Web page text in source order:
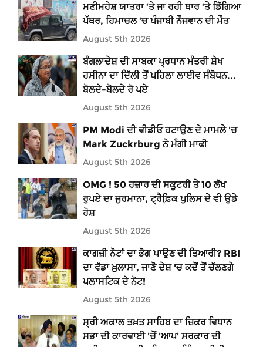
ਮਣੀਮਹੇਸ਼ ਯਾਤਰਾ ‘ਤੇ ਜਾ ਰਹੀ ਥਾਰ ‘ਤੇ ਡਿੱਗਿਆ
ਪੱਥਰ, ਹਿਮਾਚਲ ‘ਚ ਪੰਜਾਬੀ ਨੌਜਵਾਨ ਦੀ ਮੌਤ
August 5th 2026
ਬੰਗਲਾਦੇਸ਼ ਦੀ ਸਾਬਕਾ ਪ੍ਰਧਾਨ ਮੰਤਰੀ ਸ਼ੇਖ
ਹਸੀਨਾ ਦਾ ਦਿੱਲੀ ਤੋਂ ਪਹਿਲਾ ਲਾਈਵ ਸੰਬੋਧਨ...
ਬੋਲਦੇ-ਬੋਲਦੇ ਰੋ ਪਏ
August 5th 2026
PM Modi ਦੀ ਵੀਡੀਓ ਹਟਾਉਣ ਦੇ ਮਾਮਲੇ 'ਚ
Mark Zuckrburg ਨੇ ਮੰਗੀ ਮਾਫੀ
August 5th 2026
OMG ! 50 ਹਜ਼ਾਰ ਦੀ ਸਕੂਟਰੀ ਤੇ 10 ਲੱਖ
ਰੁਪਏ ਦਾ ਜੁਰਮਾਨਾ, ਟ੍ਰੈਫ਼ਿ਼ਕ ਪੁਲਿਸ ਦੇ ਵੀ ਉਡੇ
ਹੋਸ਼
August 5th 2026
ਕਾਗਜ਼ੀ ਨੋਟਾਂ ਦਾ ਭੋਗ ਪਾਉਣ ਦੀ ਤਿਆਰੀ? RBI
ਦਾ ਵੱਡਾ ਖ਼ੁਲਾਸਾ, ਜਾਣੋ ਦੇਸ਼ 'ਚ ਕਦੋਂ ਤੋਂ ਚੱਲਣਗੇ
ਪਲਾਸਟਿਕ ਦੇ ਨੋਟ!
August 5th 2026
ਸ੍ਰੀ ਅਕਾਲ ਤਖ਼ਤ ਸਾਹਿਬ ਦਾ ਜ਼ਿਕਰ ਵਿਧਾਨ
ਸਭਾ ਦੀ ਕਾਰਵਾਈ 'ਚੋਂ 'ਆਪ' ਸਰਕਾਰ ਦੀ